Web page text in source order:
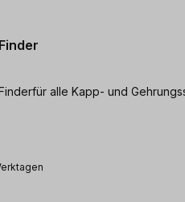
alle Kapp- und